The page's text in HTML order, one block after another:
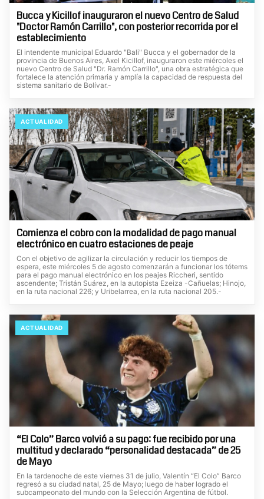
Bucca y Kicillof inauguraron el nuevo Centro de Salud
"Doctor Ramón Carrillo", con posterior recorrida por el
establecimiento
El intendente municipal Eduardo "Bali" Bucca y el gobernador de la
provincia de Buenos Aires, Axel Kicillof, inauguraron este miércoles el
nuevo Centro de Salud "Dr. Ramón Carrillo", una obra estratégica que
fortalece la atención primaria y amplía la capacidad de respuesta del
sistema sanitario de Bolívar.-
ACTUALIDAD
Comienza el cobro con la modalidad de pago manual
electrónico en cuatro estaciones de peaje
Con el objetivo de agilizar la circulación y reducir los tiempos de
espera, este miércoles 5 de agosto comenzarán a funcionar los tótems
para el pago manual electrónico en los peajes Riccheri, sentido
ascendente; Tristán Suárez, en la autopista Ezeiza -Cañuelas; Hinojo,
en la ruta nacional 226; y Uribelarrea, en la ruta nacional 205.-
ACTUALIDAD
“El Colo” Barco volvió a su pago: fue recibido por una
multitud y declarado “personalidad destacada” de 25
de Mayo
En la tardenoche de este viernes 31 de julio, Valentín “El Colo” Barco
regresó a su ciudad natal, 25 de Mayo; luego de haber logrado el
subcampeonato del mundo con la Selección Argentina de fútbol.